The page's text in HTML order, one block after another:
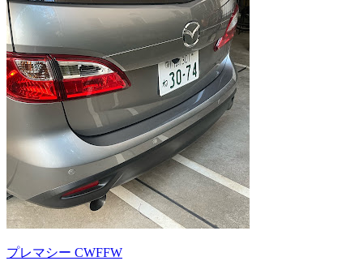
プレマシー CWFFW